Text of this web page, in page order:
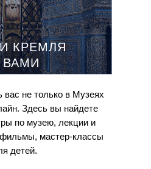
КРЕМЛЯ
ВАМИ
не только в Музеях
Здесь вы найдете
по музею, лекции и
мастер-классы
детей.